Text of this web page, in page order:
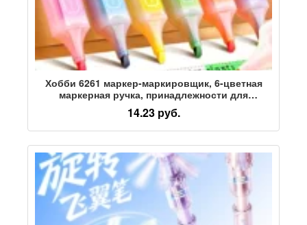
Хобби 6261 маркер-маркировщик, 6-цветная
маркерная ручка, принадлежности для
студентов, маленький свежий цветной маркер,
ключ для ручной работы, большая емкость
14.23 руб.